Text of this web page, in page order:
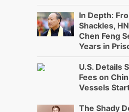
In Depth:
Shackles,
Chen Feng
Years in
U.S. Details
Fees on
Vessels
The Shady